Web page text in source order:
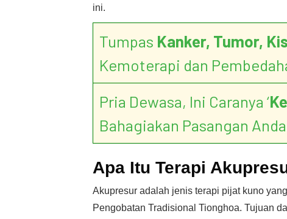
ini.
Tumpas Kanker, Tumor,
Kemoterapi dan
Pria Dewasa, Ini Caranya ‘
Bahagiakan Pasangan
Apa Itu Terapi
Akupresur adalah jenis terapi pijat kuno
Pengobatan Tradisional Tionghoa. Tujuan